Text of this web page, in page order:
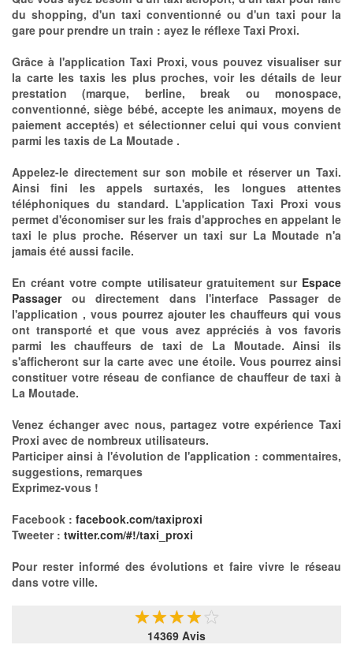
du shopping, d'un taxi conventionné ou d'un taxi pour la
gare pour prendre un train : ayez le réflexe Taxi Proxi.
Grâce à l'application Taxi Proxi, vous pouvez visualiser sur
la carte les taxis les plus proches, voir les détails de leur
prestation (marque, berline, break ou monospace,
conventionné, siège bébé, accepte les animaux, moyens de
paiement acceptés) et sélectionner celui qui vous convient
parmi les taxis de La Moutade .
Appelez-le directement sur son mobile et réserver un Taxi.
Ainsi fini les appels surtaxés, les longues attentes
téléphoniques du standard. L'application Taxi Proxi vous
permet d'économiser sur les frais d'approches en appelant le
taxi le plus proche. Réserver un taxi sur La Moutade n'a
jamais été aussi facile.
En créant votre compte utilisateur gratuitement sur Espace
Passager ou directement dans l'interface Passager de
l'application , vous pourrez ajouter les chauffeurs qui vous
ont transporté et que vous avez appréciés à vos favoris
parmi les chauffeurs de taxi de La Moutade. Ainsi ils
s'afficheront sur la carte avec une étoile. Vous pourrez ainsi
constituer votre réseau de confiance de chauffeur de taxi à
La Moutade.
Venez échanger avec nous, partagez votre expérience Taxi
Proxi avec de nombreux utilisateurs.
Participer ainsi à l'évolution de l'application : commentaires,
suggestions, remarques
Exprimez-vous !
Facebook : facebook.com/taxiproxi
Tweeter : twitter.com/#!/taxi_proxi
Pour rester informé des évolutions et faire vivre le réseau
dans votre ville.
★★★★ ★
14369 Avis